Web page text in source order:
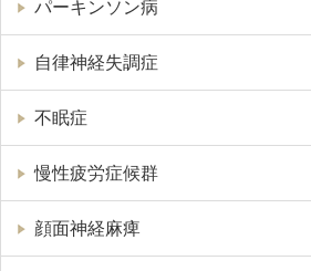
パーキンソン病
自律神経失調症
不眠症
慢性疲労症候群
顔面神経麻痺